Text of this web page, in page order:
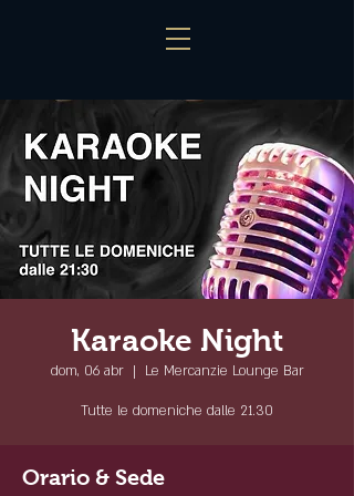
Karaoke Night
dom, 06 abr
  |
Le Mercanzie Lounge Bar
Tutte le domeniche dalle 21.30
Orario & Sede